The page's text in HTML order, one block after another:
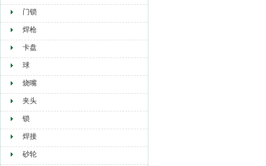
门锁
焊枪
卡盘
球
烧嘴
夹头
锁
焊接
砂轮